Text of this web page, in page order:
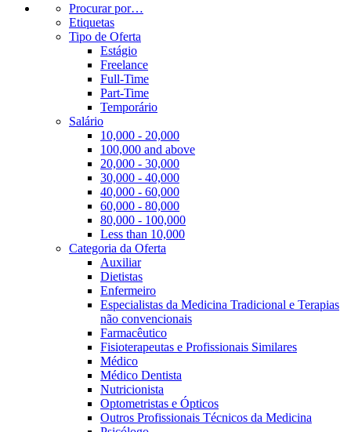
Procurar por…
Etiquetas
Tipo de Oferta
Estágio
Freelance
Full-Time
Part-Time
Temporário
Salário
10,000 - 20,000
100,000 and above
20,000 - 30,000
30,000 - 40,000
40,000 - 60,000
60,000 - 80,000
80,000 - 100,000
Less than 10,000
Categoria da Oferta
Auxiliar
Dietistas
Enfermeiro
Especialistas da Medicina Tradicional e Terapias
não convencionais
Farmacêutico
Fisioterapeutas e Profissionais Similares
Médico
Médico Dentista
Nutricionista
Optometristas e Ópticos
Outros Profissionais Técnicos da Medicina